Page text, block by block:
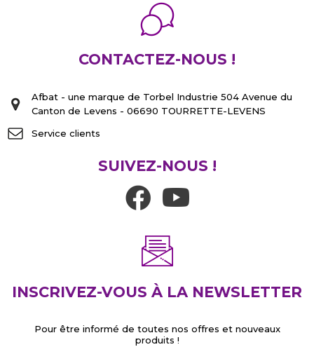
CONTACTEZ-NOUS !
Afbat - une marque de Torbel Industrie 504 Avenue du
Canton de Levens - 06690 TOURRETTE-LEVENS
Service clients
SUIVEZ-NOUS !
INSCRIVEZ-VOUS À LA NEWSLETTER
Pour être informé de toutes nos offres et nouveaux
produits !